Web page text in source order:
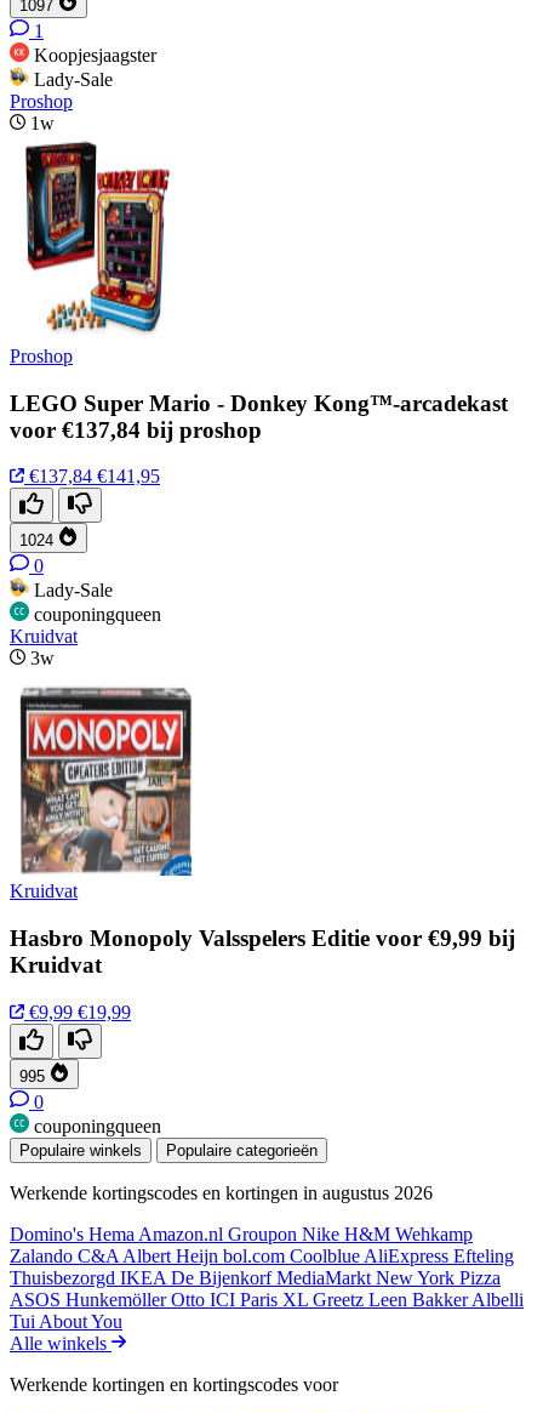
1097
1
Koopjesjaagster
Lady-Sale
Proshop
1w
Proshop
LEGO Super Mario - Donkey Kong™-arcadekast
voor €137,84 bij proshop
€137,84 €141,95
1024
0
Lady-Sale
couponingqueen
Kruidvat
3w
Kruidvat
Hasbro Monopoly Valsspelers Editie voor €9,99 bij
Kruidvat
€9,99 €19,99
995
0
couponingqueen
Populaire winkels Populaire categorieën
Werkende kortingscodes en kortingen in augustus 2026
Domino's Hema Amazon.nl Groupon Nike H&M Wehkamp
Zalando C&A Albert Heijn bol.com Coolblue AliExpress Efteling
Thuisbezorgd IKEA De BijenkorfMediaMarkt New York Pizza
ASOS HunkemöllerOtto ICI Paris XL Greetz Leen BakkerAlbelli
Tui About You
Alle winkels
Werkende kortingen en kortingscodes voor